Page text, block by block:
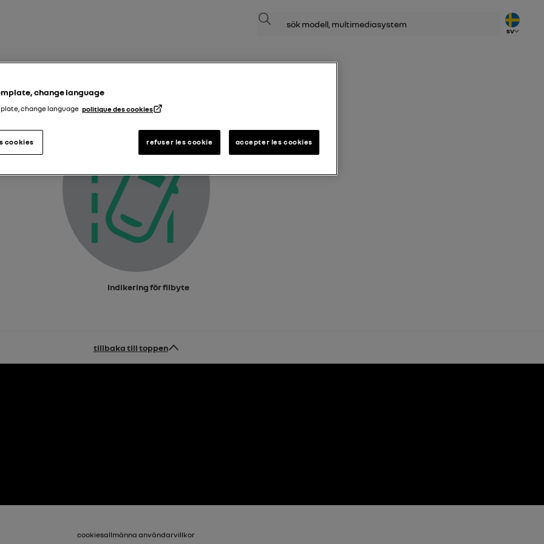
Sök
SV
Indikering för filbyte
tillbaka till toppen
cookiesallmänna användarvillkor
change language
change language politique des cookies
refuser les cookie accepter les cookies
cookies